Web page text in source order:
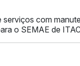
com
o SEMAE de